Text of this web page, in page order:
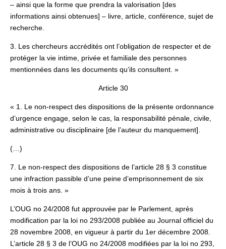
– ainsi que la forme que prendra la valorisation [des
informations ainsi obtenues] – livre, article, conférence, sujet de
recherche.
3. Les chercheurs accrédités ont l’obligation de respecter et de
protéger la vie intime, privée et familiale des personnes
mentionnées dans les documents qu’ils consultent. »
Article 30
« 1. Le non-respect des dispositions de la présente ordonnance
d’urgence engage, selon le cas, la responsabilité pénale, civile,
administrative ou disciplinaire [de l’auteur du manquement].
(…)
7. Le non-respect des dispositions de l’article 28 § 3 constitue
une infraction passible d’une peine d’emprisonnement de six
mois à trois ans. »
L’OUG no 24/2008 fut approuvée par le Parlement, après
modification par la loi no 293/2008 publiée au Journal officiel du
28 novembre 2008, en vigueur à partir du 1er décembre 2008.
L’article 28 § 3 de l’OUG no 24/2008 modifiées par la loi no 293,